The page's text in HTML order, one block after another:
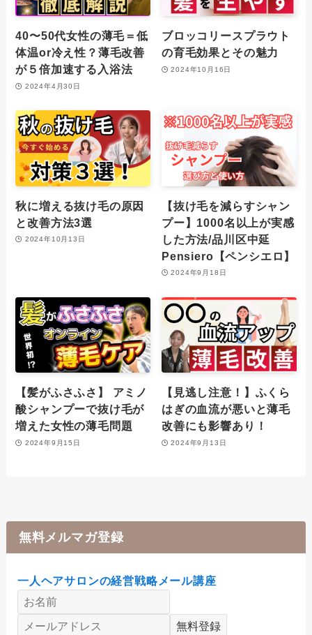
40〜50代女性の薄毛＝低
体温or冷え性？薄毛改善
が５倍加速する入浴法
2024年4月30日
ブロッコリースプラウト
の育毛効果とその魅力
2024年10月16日
秋に増える抜け毛の原因
と改善方法3選
2024年10月13日
【抜け毛を減らすシャン
プー】1000名以上が実感
した方法/品川区中延
Pensiero【ペンシエロ】
2024年9月18日
【髪がふさふさ】 アミノ
酸シャンプーで抜け毛が
増えた女性の薄毛問題
2024年9月15日
【見逃し注意！】ふくら
はぎの血流が悪いと薄毛
改善にも影響あり！
2024年9月13日
無料メルマガ登録
一人ヘアサロンの経営戦略メール講座